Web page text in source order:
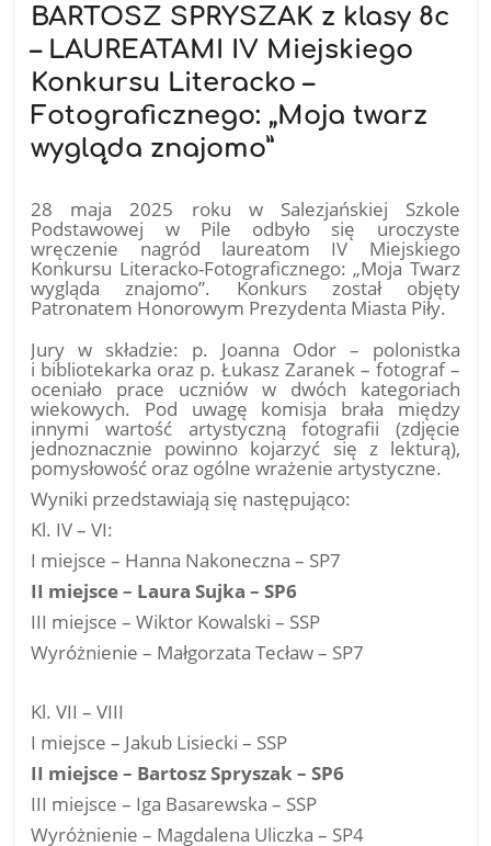
BARTOSZ SPRYSZAK z klasy 8c
– LAUREATAMI IV Miejskiego
Konkursu Literacko –
Fotograficznego: „Moja twarz
wygląda znajomo”
28 maja 2025 roku w Salezjańskiej Szkole
Podstawowej w Pile odbyło się uroczyste
wręczenie nagród laureatom IV Miejskiego
Konkursu Literacko-Fotograficznego: „Moja Twarz
wygląda znajomo”. Konkurs został objęty
Patronatem Honorowym Prezydenta Miasta Piły.
Jury w składzie: p. Joanna Odor – polonistka
i bibliotekarka oraz p. Łukasz Zaranek – fotograf –
oceniało prace uczniów w dwóch kategoriach
wiekowych. Pod uwagę komisja brała między
innymi wartość artystyczną fotografii (zdjęcie
jednoznacznie powinno kojarzyć się z lekturą),
pomysłowość oraz ogólne wrażenie artystyczne.
Wyniki przedstawiają się następująco:
Kl. IV – VI:
I miejsce – Hanna Nakoneczna – SP7
II miejsce – Laura Sujka – SP6
III miejsce – Wiktor Kowalski – SSP
Wyróżnienie – Małgorzata Tecław – SP7
Kl. VII – VIII
I miejsce – Jakub Lisiecki – SSP
II miejsce – Bartosz Spryszak – SP6
III miejsce – Iga Basarewska – SSP
Wyróżnienie – Magdalena Uliczka – SP4